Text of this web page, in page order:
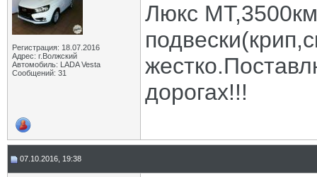
Регистрация: 18.07.2016
Адрес: г.Волжский
Автомобиль: LADA Vesta
Сообщений: 31
Люкс
дорогах!!!
07.10.2016, 19:38